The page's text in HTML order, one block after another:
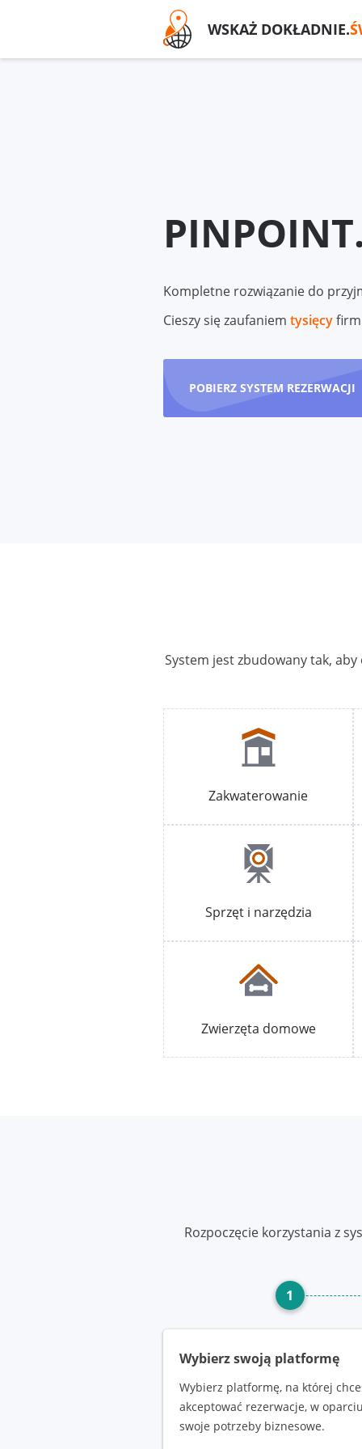
WSKAŻ DOKŁADNIE.
Kompletne rozwiązanie do
Cieszy się zaufaniem tysięcyfirm
POBIERZ SYSTEM REZERWACJI
System jest zbudowany tak,
Zakwaterowanie
Sprzęt i narzędzia
Zwierzęta domowe
Rozpoczęcie korzystania z
1
Wybierz swoją platformę
Wybierz platformę, na której
akceptować rezerwacje, w
swoje potrzeby biznesowe.